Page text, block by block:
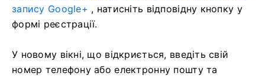
запису Google+ , натисніть відповідну кнопку у
формі реєстрації.
У новому вікні, що відкриється, введіть свій
номер телефону або електронну пошту та